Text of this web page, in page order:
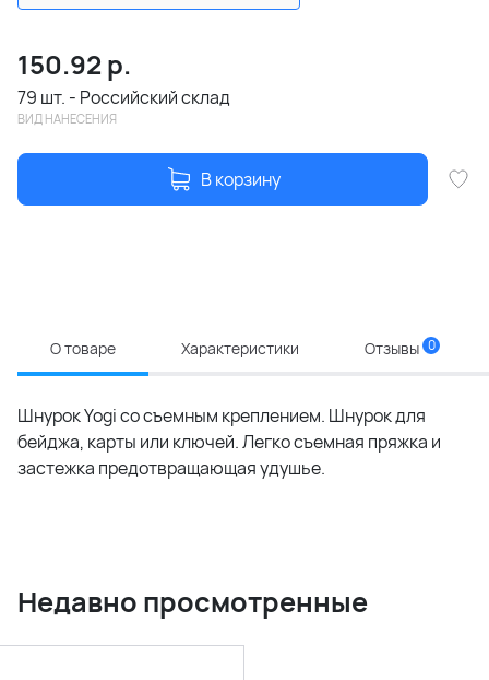
150.92 р.
79 шт. - Российский склад
ВИД НАНЕСЕНИЯ
В корзину
О товаре Характеристики Отзывы 0
Шнурок Yogi со съемным креплением. Шнурок для
бейджа, карты или ключей. Легко съемная пряжка и
застежка предотвращающая удушье.
Недавно просмотренные